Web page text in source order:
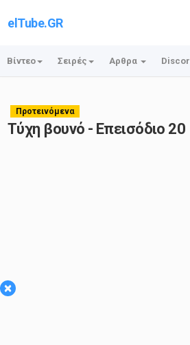
elTube.GR
Βίντεο Σειρές Αρθρα
Προτεινόμενα
Τύχη βουνό - Επεισόδιο 20
×